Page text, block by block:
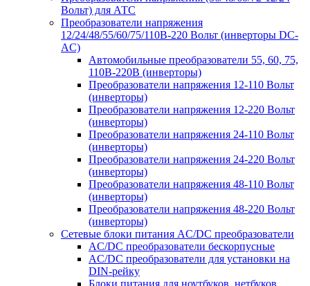
Вольт) для АТС
Преобразователи напряжения
12/24/48/55/60/75/110В-220 Вольт (инверторы DC-
AC)
Автомобильные преобразователи 55, 60, 75,
110В-220В (инверторы)
Преобразователи напряжения 12-110 Вольт
(инверторы)
Преобразователи напряжения 12-220 Вольт
(инверторы)
Преобразователи напряжения 24-110 Вольт
(инверторы)
Преобразователи напряжения 24-220 Вольт
(инверторы)
Преобразователи напряжения 48-110 Вольт
(инверторы)
Преобразователи напряжения 48-220 Вольт
(инверторы)
Сетевые блоки питания AC/DC преобразователи
AC/DC преобразователи бескорпусные
AC/DC преобразователи для установки на
DIN-рейку
Блоки питания для ноутбуков, нетбуков,